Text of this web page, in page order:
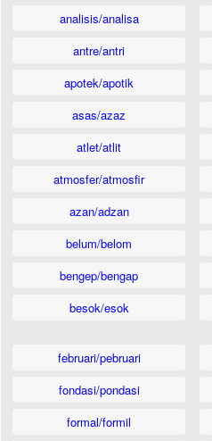
analisis/analisa
antre/antri
apotek/apotik
asas/azaz
atlet/atlit
atmosfer/atmosfir
azan/adzan
belum/belom
bengep/bengap
besok/esok
februari/pebruari
fondasi/pondasi
formal/formil